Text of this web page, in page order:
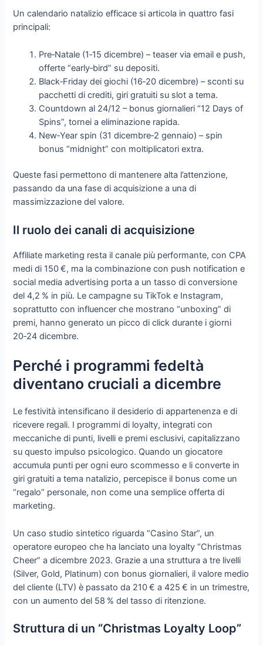
Un calendario natalizio efficace si articola in quattro fasi
principali:
Pre‑Natale (1‑15 dicembre) – teaser via email e push,
offerte “early‑bird” su depositi.
Black‑Friday dei giochi (16‑20 dicembre) – sconti su
pacchetti di crediti, giri gratuiti su slot a tema.
Countdown al 24/12 – bonus giornalieri “12 Days of
Spins”, tornei a eliminazione rapida.
New‑Year spin (31 dicembre‑2 gennaio) – spin
bonus “midnight” con moltiplicatori extra.
Queste fasi permettono di mantenere alta l’attenzione,
passando da una fase di acquisizione a una di
massimizzazione del valore.
Il ruolo dei canali di acquisizione
Affiliate marketing resta il canale più performante, con CPA
medi di 150 €, ma la combinazione con push notification e
social media advertising porta a un tasso di conversione
del 4,2 % in più. Le campagne su TikTok e Instagram,
soprattutto con influencer che mostrano “unboxing” di
premi, hanno generato un picco di click durante i giorni
20‑24 dicembre.
Perché i programmi fedeltà
diventano cruciali a dicembre
Le festività intensificano il desiderio di appartenenza e di
ricevere regali. I programmi di loyalty, integrati con
meccaniche di punti, livelli e premi esclusivi, capitalizzano
su questo impulso psicologico. Quando un giocatore
accumula punti per ogni euro scommesso e li converte in
giri gratuiti a tema natalizio, percepisce il bonus come un
“regalo” personale, non come una semplice offerta di
marketing.
Un caso studio sintetico riguarda “Casino Star”, un
operatore europeo che ha lanciato una loyalty “Christmas
Cheer” a dicembre 2023. Grazie a una struttura a tre livelli
(Silver, Gold, Platinum) con bonus giornalieri, il valore medio
del cliente (LTV) è passato da 210 € a 425 € in un trimestre,
con un aumento del 58 % del tasso di ritenzione.
Struttura di un “Christmas Loyalty Loop”